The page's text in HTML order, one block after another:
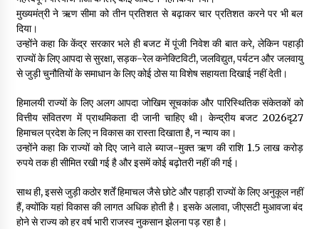
मुख्यमंत्री ने ऋण सीमा को तीन प्रतिशत से बढ़ाकर चार प्रतिशत करने पर भी बल
दिया।
उन्होंने कहा कि केंद्र सरकार भले ही बजट में पूंजी निवेश की बात करे, लेकिन पहाड़ी
राज्यों के लिए आपदा से सुरक्षा, सड़क-रेल कनेक्टिविटी, जलविद्युत, पर्यटन और जलवायु
से जुड़ी चुनौतियों के समाधान के लिए कोई ठोस या विशेष सहायता दिखाई नहीं देती।
हिमालयी राज्यों के लिए अलग आपदा जोखिम सूचकांक और पारिस्थितिक संकेतकों को
वित्तीय संवितरण में प्राथमिकता दी जानी चाहिए थी। केन्द्रीय बजट 2026दृ27
हिमाचल प्रदेश के लिए न विकास का रास्ता दिखाता है, न न्याय का।
उन्होंने कहा कि राज्यों को दिए जाने वाले ब्याज-मुक्त ऋण की राशि 1.5 लाख करोड़
रुपये तक ही सीमित रखी गई है और इसमें कोई बढ़ोतरी नहीं की गई।
साथ ही, इससे जुड़ी कठोर शर्तें हिमाचल जैसे छोटे और पहाड़ी राज्यों के लिए अनुकूल नहीं
हैं, क्योंकि यहां विकास की लागत अधिक होती है। इसके अलावा, जीएसटी मुआवजा बंद
होने से राज्य को हर वर्ष भारी राजस्व नुकसान झेलना पड़ रहा है।